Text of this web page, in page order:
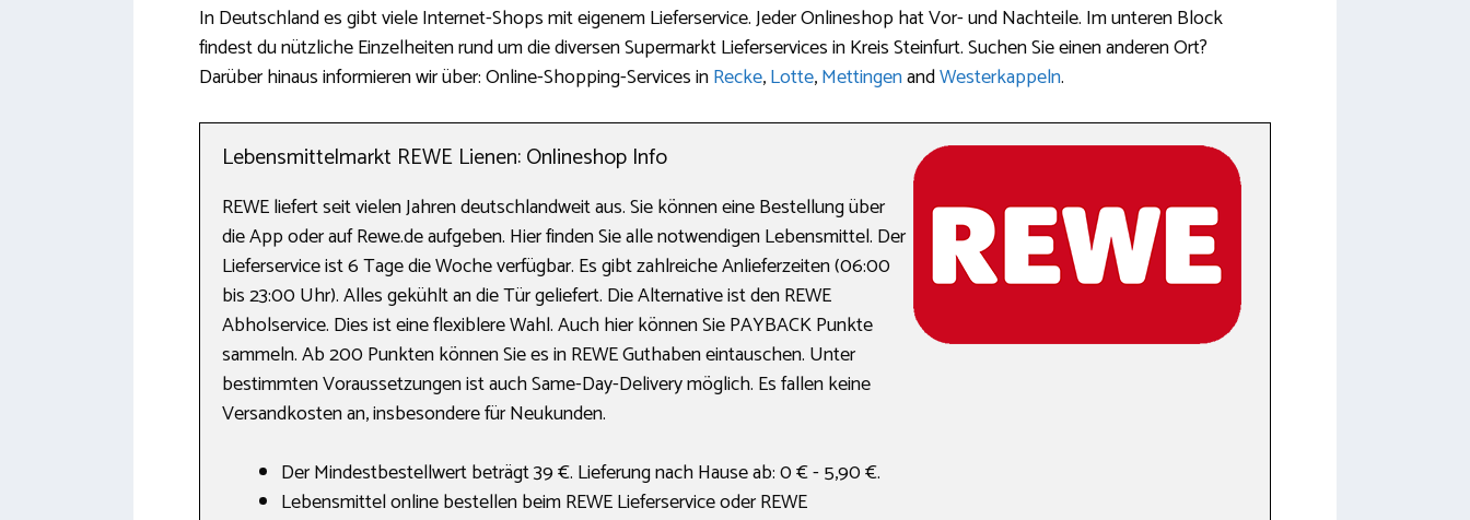
In Deutschland es gibt viele Internet-Shops mit eigenem Lieferservice. Jeder Onlineshop hat Vor- und Nachteile. Im unteren Block
findest du nützliche Einzelheiten rund um die diversen Supermarkt Lieferservices in Kreis Steinfurt. Suchen Sie einen anderen Ort?
Darüber hinaus informieren wir über: Online-Shopping-Services inRecke,Lotte,MettingenandWesterkappeln.
Lebensmittelmarkt REWE Lienen: Onlineshop Info
REWE liefert seit vielen Jahren deutschlandweit aus. Sie können eine Bestellung über
die App oder auf Rewe.de aufgeben. Hier finden Sie alle notwendigen Lebensmittel. Der
Lieferservice ist 6 Tage die Woche verfügbar. Es gibt zahlreiche Anlieferzeiten (06:00
bis 23:00 Uhr). Alles gekühlt an die Tür geliefert. Die Alternative ist den REWE
Abholservice. Dies ist eine flexiblere Wahl. Auch hier können Sie PAYBACK Punkte
sammeln. Ab 200 Punkten können Sie es in REWE Guthaben eintauschen. Unter
bestimmten Voraussetzungen ist auch Same-Day-Delivery möglich. Es fallen keine
Versandkosten an, insbesondere für Neukunden.
Der Mindestbestellwert beträgt 39 €. Lieferung nach Hause ab: 0 € - 5,90 €.
Lebensmittel online bestellen beim REWE Lieferservice oder REWE